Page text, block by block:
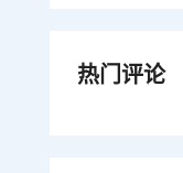
热门评论